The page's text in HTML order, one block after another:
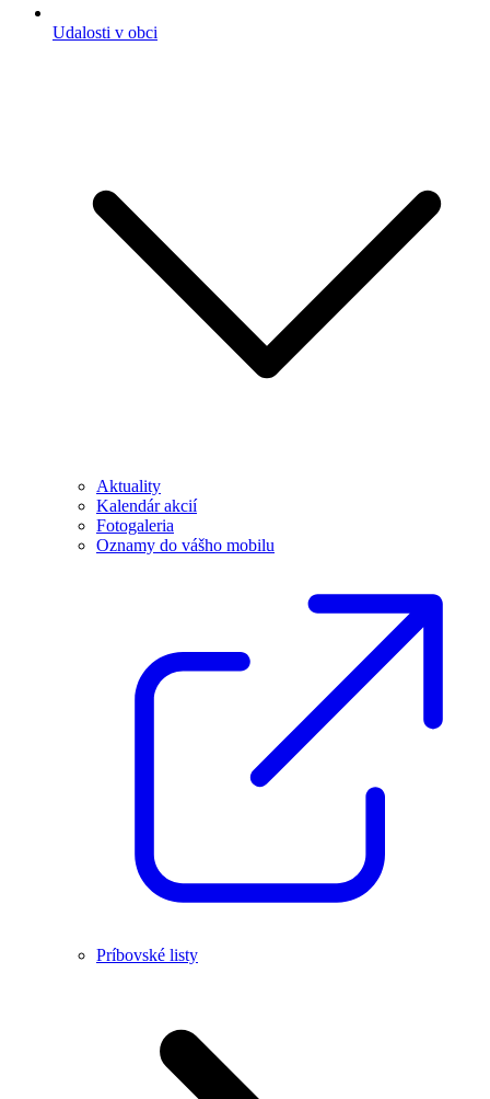
Udalosti v obci
Aktuality
Kalendár akcií
Fotogaleria
Oznamy do vášho mobilu
Príbovské listy